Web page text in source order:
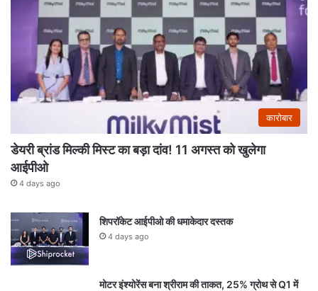
कारोबार
डेयरी ब्रांड मिल्की मिस्ट का बड़ा दांव! 11 अगस्त को खुलेगा
आईपीओ
4 days ago
शिपरॉकेट आईपीओ की धमाकेदार दस्तक
4 days ago
मोटर इंश्योरेंस बना श्रीराम की ताकत, 25% ग्रोथ से Q1 में